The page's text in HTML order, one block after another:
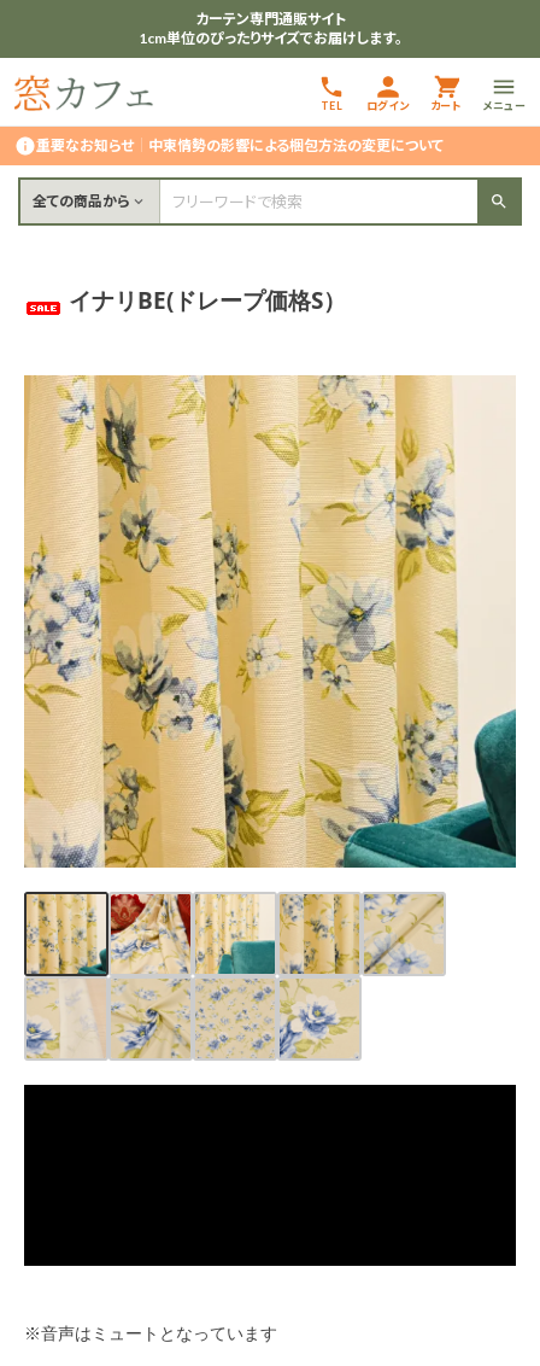
カーテン専門通販サイト
1cm単位のぴったりサイズでお届けします。
TEL ログイン カート メニュー
重要なお知らせ｜ 中東情勢の影響による梱包方法の変更について
全ての商品から
イナリBE(ドレープ価格S）
※音声はミュートとなっています